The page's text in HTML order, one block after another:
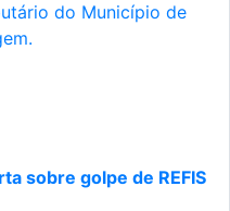
do Município de
sobre golpe de REFIS